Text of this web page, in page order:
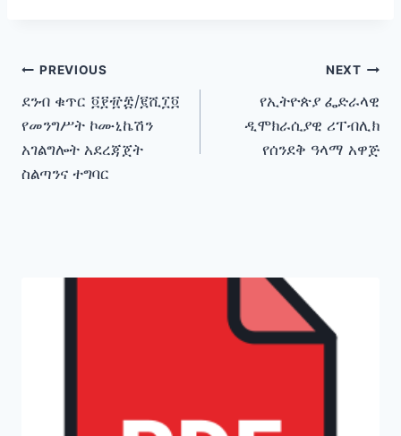
Post
navigation
PREVIOUS
ደንብ ቁጥር ፬፻፹፰/፪ሺ፲፬
የመንግሥት ኮሙኒኬሽን
አገልግሎት አደረጃጀት
ስልጣንና ተግባር
NEXT
የኢትዮጵያ ፌድራላዊ
ዲሞክራሲያዊ ሪፐብሊክ
የሰንደቅ ዓላማ አዋጅ